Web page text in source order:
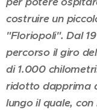
costruire un
"Floriopoli". Dal
percorso il giro
di 1.000
ridotto dapprima
lungo il quale,